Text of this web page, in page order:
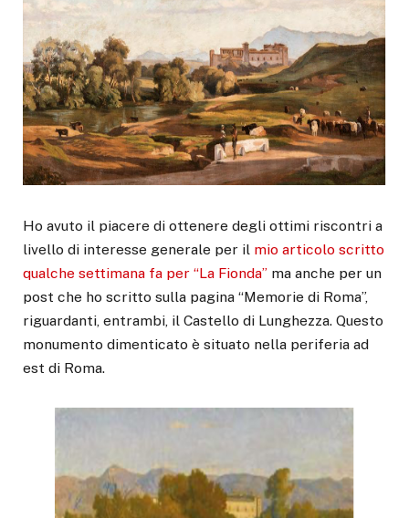
Ho avuto il piacere di ottenere degli ottimi riscontri a
livello di interesse generale per il mio articolo scritto
qualche settimana fa per “La Fionda” ma anche per un
post che ho scritto sulla pagina “Memorie di Roma”,
riguardanti, entrambi, il Castello di Lunghezza. Questo
monumento dimenticato è situato nella periferia ad
est di Roma.